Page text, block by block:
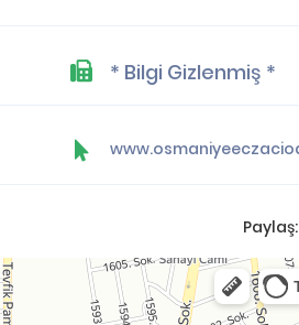
* Bilgi Gizlenmiş *
Paylaş: